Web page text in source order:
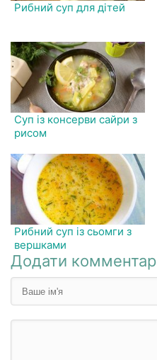
Рибний суп для дітей
Суп із консерви сайри з
рисом
Рибний суп із сьомги з
вершками
Додати комментар